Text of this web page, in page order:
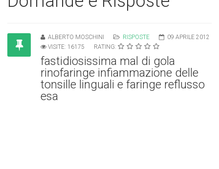
ALBERTO MOSCHINI RISPOSTE
09 APRILE 2012
VISITE: 16175
RATING:
fastidiosissima mal di gola
rinofaringe infiammazione delle
tonsille linguali e faringe reflusso
esa